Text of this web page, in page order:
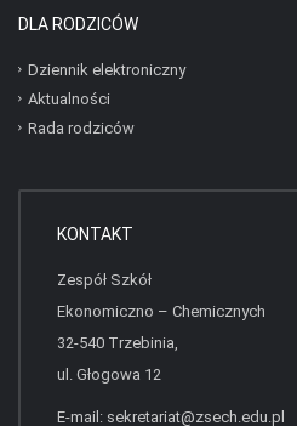
DLA RODZICÓW
Dziennik elektroniczny
Aktualności
Rada rodziców
KONTAKT
Zespół Szkół
Ekonomiczno – Chemicznych
32-540 Trzebinia,
ul. Głogowa 12
E-mail: sekretariat@zsech.edu.pl